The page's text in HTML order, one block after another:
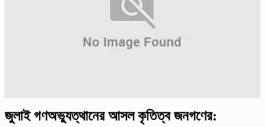
জুলাই গণঅভ্যুত্থানের আসল কৃতিত্ব জনগণের: